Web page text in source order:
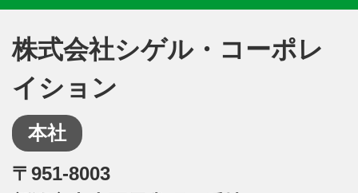
株式会社シゲル・コーポレ
イション
本社
〒951-8003